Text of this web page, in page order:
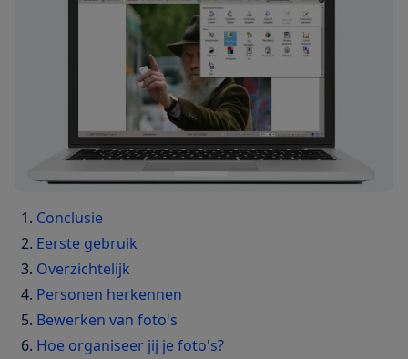
Conclusie
Eerste gebruik
Overzichtelijk
Personen herkennen
Bewerken van foto's
Hoe organiseer jij je foto's?